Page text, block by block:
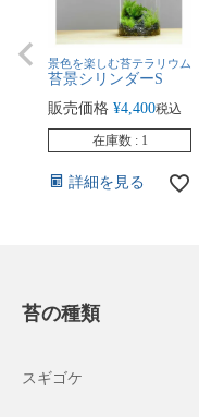
景色を楽しむ苔テラリウム
苔景シリンダーS
販売価格 ¥4,400税込
在庫数 1
詳細を見る
苔の種類
スギゴケ